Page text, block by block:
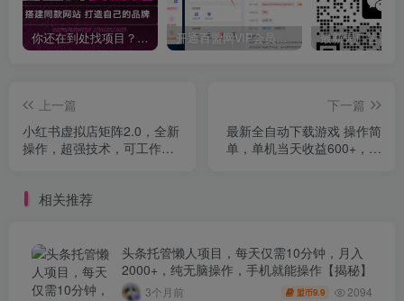
你还在到处找项目？还在当韭菜？我靠卖项目一个月收入5万+，曾经我也是个失败者。 开通百盟网VIP会员，尊享全站资源免费下载，享70%的推广提成！！【限时五折优惠】
上一篇
小红书虚拟店矩阵2.0，全新
操作，超强技术，可工作室
下一篇
最新全自动下载游戏 操作简
单，单机当天收益600+，收
相关推荐
头条托管懒人项目，每天仅需10分钟，月入
2000+，纯无脑操作，手机就能操作【揭秘】
3个月前 盟币9.9 2094